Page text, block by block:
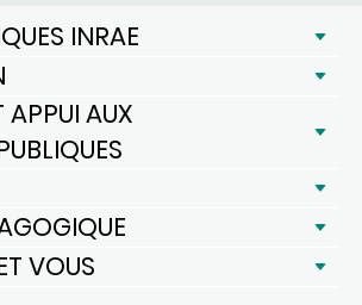
INRAE
APPUI AUX
VOUS